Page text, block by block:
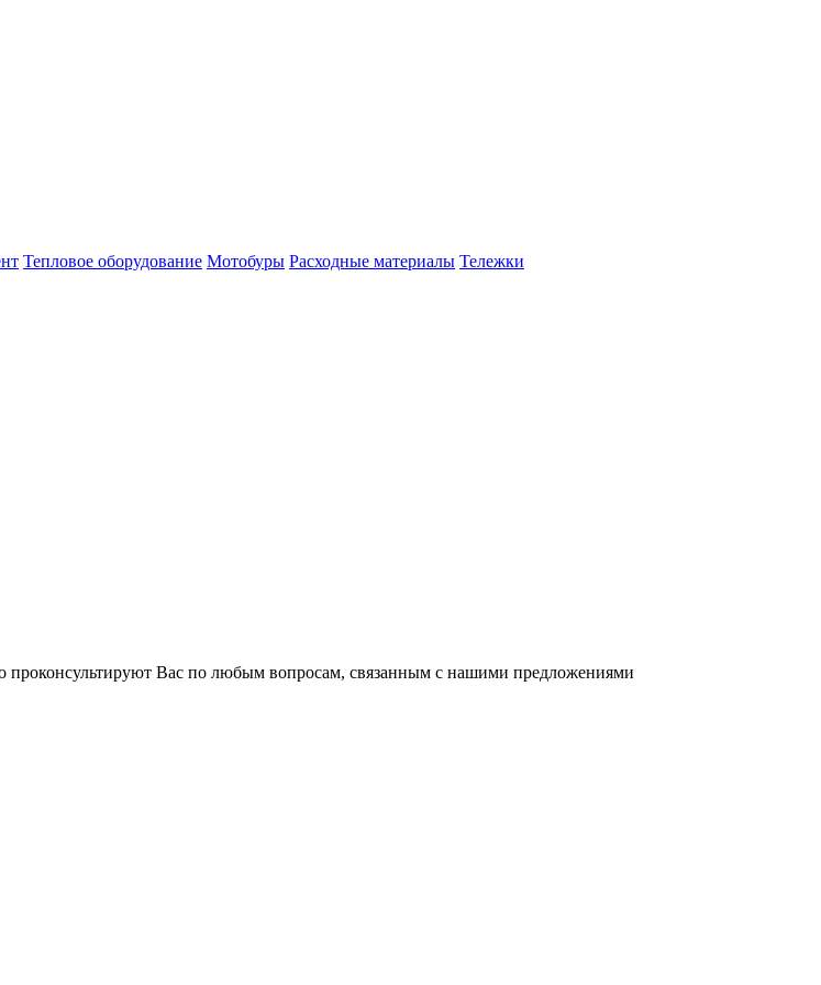
Тепловое оборудование Мотобуры Расходные материалы Тележки
Вас по любым вопросам, связанным с нашими предложениями